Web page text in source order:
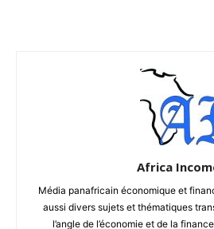
Africa
Média panafricain économique et
aussi divers sujets et thématiques
l’angle de l’économie et de la